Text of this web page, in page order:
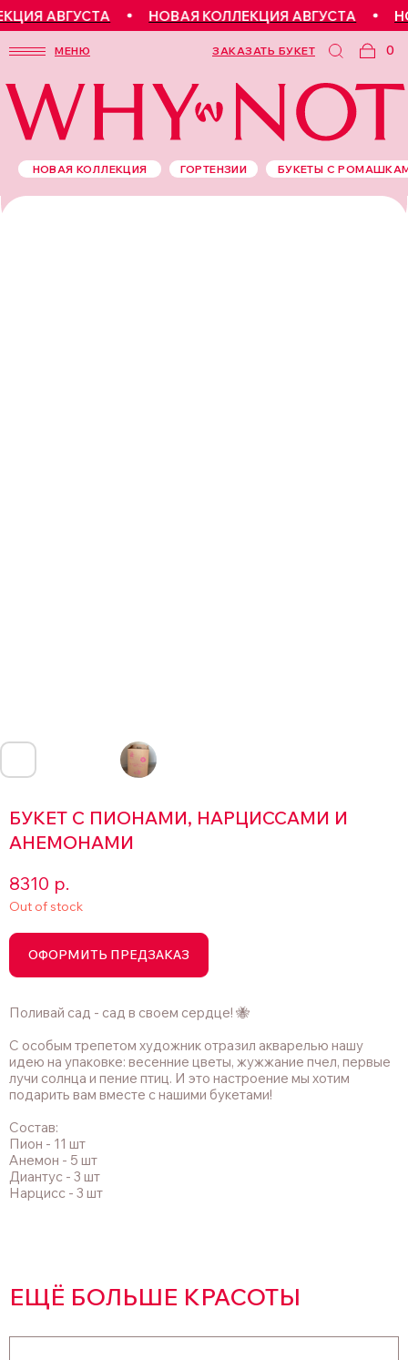
АВГУСТА НОВАЯ КОЛЛЕКЦИЯ АВГУСТА
МЕНЮ 0
ЗАКАЗАТЬ БУКЕТ
БУКЕТЫ С
НОВАЯ КОЛЛЕКЦИЯ ГОРТЕНЗИИ
БУКЕТ С ПИОНАМИ, НАРЦИССАМИ И
АНЕМОНАМИ
8310 р.
Out of stock
ОФОРМИТЬ ПРЕДЗАКАЗ
Поливай сад - сад в своем сердце! 🐝
С особым трепетом художник отразил акварелью нашу
идею на упаковке: весенние цветы, жужжание пчел, первые
лучи солнца и пение птиц. И это настроение мы хотим
подарить вам вместе с нашими букетами!
Состав:
Пион - 11 шт
Анемон - 5 шт
Диантус - 3 шт
Нарцисс - 3 шт
ЕЩЁ БОЛЬШЕ КРАСОТЫ